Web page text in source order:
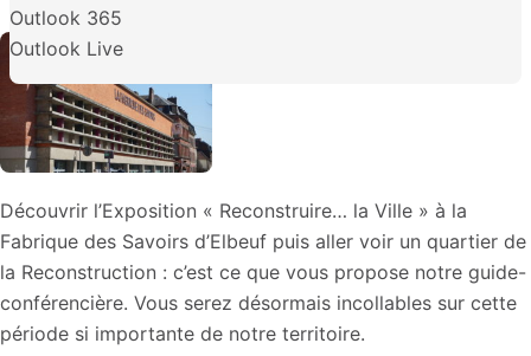
Outlook 365
Outlook Live
Découvrir l’Exposition « Reconstruire… la Ville » à la
Fabrique des Savoirs d’Elbeuf puis aller voir un quartier de
la Reconstruction : c’est ce que vous propose notre guide-
conférencière. Vous serez désormais incollables sur cette
période si importante de notre territoire.